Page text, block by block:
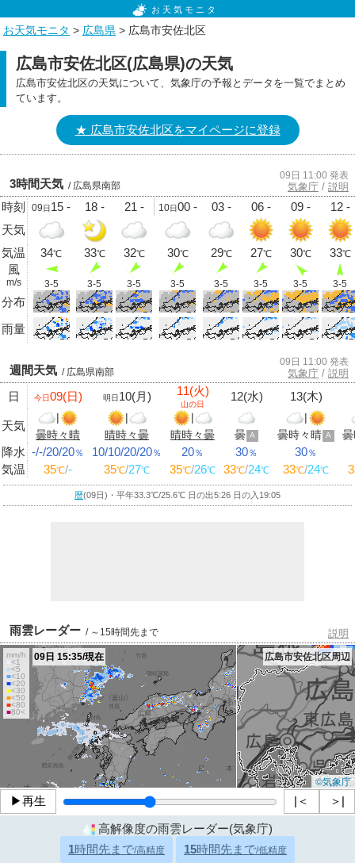
お天気モニタ
お天気モニタ > 広島県 > 広島市安佐北区
広島市安佐北区(広島県)の天気
広島市安佐北区の天気について、気象庁の予報とデータを一覧でまとめ
ています。
★ 広島市安佐北区をマイページに登録
3時間天気 / 広島県南部
09日 11:00 発表
気象庁 / 説明
時刻 09日 15 - 18 - 21 - 10日00 - 03 - 06 - 09 -
12 -
天気
気温
34℃ 33℃ 32℃ 30℃ 29℃ 27℃ 30℃ 33℃
風
m/s 3-5 3-5 3-5 3-5 3-5 3-5 3-5 3-5
分布
雨量
週間天気 / 広島県南部
09日 11:00 発表
気象庁 / 説明
日 今日09(日) 明日 10(月) 11(火)
山の日
12(水) 13(木)
天気
|
曇時々晴
|
晴時々曇
|
晴時々曇
曇 A
|
曇時々晴 A
降水 -/-/20/20％ 10/10/20/20％ 20％ 30％ 30％
気温 35℃/- 35℃/27℃ 35℃/26℃ 33℃/24℃ 33℃/24℃
暦(09日)・平年33.3℃/25.6℃ 日の出5:26 日の入19:05
雨雲レーダー / ～15時間先まで 説明
©気象庁
mm/h
■<1
■<5
■<10
■<20
■<30
■<50
■<80
■80<
09日 15:35/現在 広島市安佐北区周辺
▶再生 |＜ ＞|
高解像度の雨雲レーダー(気象庁)
1時間先まで/高精度 15時間先まで/低精度